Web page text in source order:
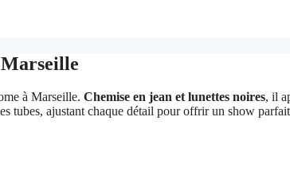
à Marseille. Chemise en jean et lunettes noires, il
tubes, ajustant chaque détail pour offrir un show